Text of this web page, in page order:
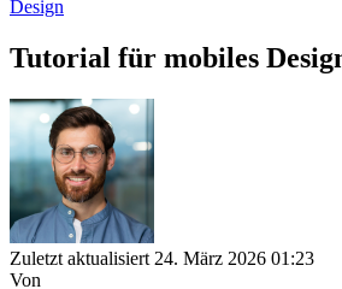
Design
Tutorial für mobiles
Zuletzt aktualisiert 24. März 2026 01:23
Von